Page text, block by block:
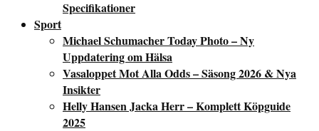
Specifikationer
Sport
Michael Schumacher Today Photo – Ny
Uppdatering om Hälsa
Vasaloppet Mot Alla Odds – Säsong 2026 & Nya
Insikter
Helly Hansen Jacka Herr – Komplett Köpguide
2025